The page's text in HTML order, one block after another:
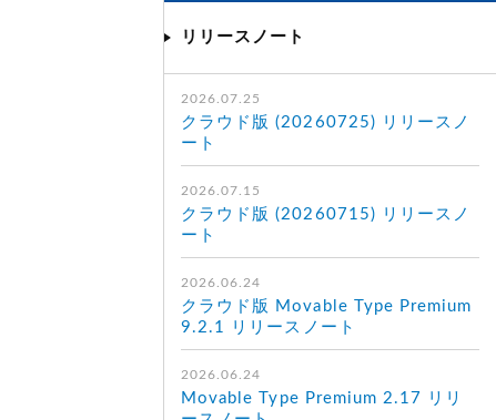
リリースノート
2026.07.25
クラウド版 (20260725) リリースノ
ート
2026.07.15
クラウド版 (20260715) リリースノ
ート
2026.06.24
クラウド版 Movable Type Premium
9.2.1 リリースノート
2026.06.24
Movable Type Premium 2.17 リリ